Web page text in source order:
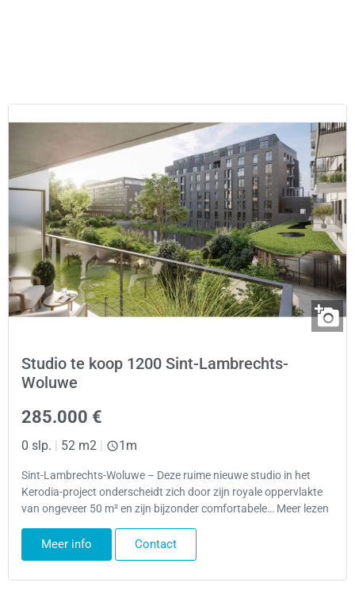
Studio te koop 1200 Sint-Lambrechts-
Woluwe
285.000 €
0 slp. 52 m2 1m
Sint-Lambrechts-Woluwe – Deze ruime nieuwe studio in het
Kerodia-project onderscheidt zich door zijn royale oppervlakte
van ongeveer 50 m² en zijn bijzonder comfortabele… Meer lezen
Meer info Contact